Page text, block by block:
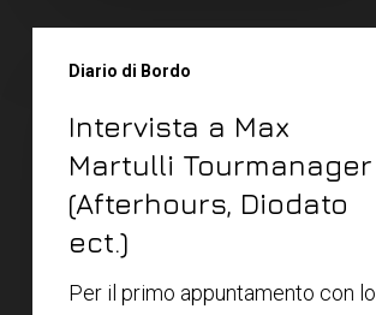
Diario di Bordo
Intervista a Max
Martulli Tourmanager
(Afterhours, Diodato
ect.)
Per il primo appuntamento con lo